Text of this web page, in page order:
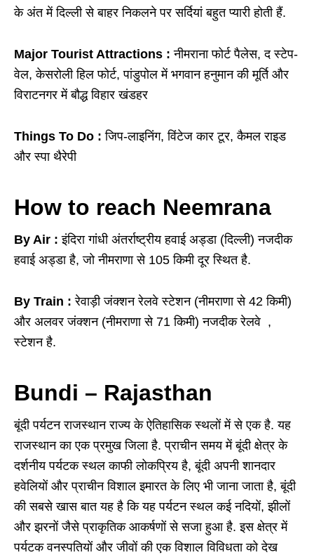
के अंत में दिल्ली से बाहर निकलने पर सर्दियां बहुत प्यारी होती हैं.
Major Tourist Attractions : नीमराना फोर्ट पैलेस, द स्टेप-
वेल, केसरोली हिल फोर्ट, पांडुपोल में भगवान हनुमान की मूर्ति और
विराटनगर में बौद्ध विहार खंडहर
Things To Do : जिप-लाइनिंग, विंटेज कार टूर, कैमल राइड
और स्पा थैरेपी
How to reach Neemrana
By Air : इंदिरा गांधी अंतर्राष्ट्रीय हवाई अड्डा (दिल्ली) नजदीक
हवाई अड्डा है, जो नीमराणा से 105 किमी दूर स्थित है.
By Train : रेवाड़ी जंक्शन रेलवे स्टेशन (नीमराणा से 42 किमी)
और अलवर जंक्शन (नीमराणा से 71 किमी) नजदीक रेलवे ,
स्टेशन है.
Bundi – Rajasthan
बूंदी पर्यटन राजस्थान राज्य के ऐतिहासिक स्थलों में से एक है. यह
राजस्थान का एक प्रमुख जिला है. प्राचीन समय में बूंदी क्षेत्र के
दर्शनीय पर्यटक स्थल काफी लोकप्रिय है, बूंदी अपनी शानदार
हवेलियों और प्राचीन विशाल इमारत के लिए भी जाना जाता है, बूंदी
की सबसे खास बात यह है कि यह पर्यटन स्थल कई नदियों, झीलों
और झरनों जैसे प्राकृतिक आकर्षणों से सजा हुआ है. इस क्षेत्र में
पर्यटक वनस्पतियों और जीवों की एक विशाल विविधता को देख